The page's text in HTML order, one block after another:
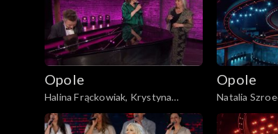
Opole 2025
Opole 2024
Opole
Halina Frąckowiak, Krystyna
Prońko i Adam Sztaba – „Tam gdzie
lekki wieje wiatr”. 62. KFPP: „Małe
Opole
Natalia
„Pożegnanie
„Małe